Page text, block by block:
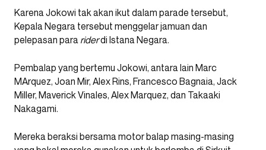
Karena Jokowi tak akan ikut dalam parade tersebut,
Kepala Negara tersebut menggelar jamuan dan
pelepasan para riderdi Istana Negara.
Pembalap yang bertemu Jokowi, antara lain Marc
MArquez, Joan Mir, Alex Rins, Francesco Bagnaia, Jack
Miller, Maverick Vinales, Alex Marquez, dan Takaaki
Nakagami.
Mereka beraksi bersama motor balap masing-masing